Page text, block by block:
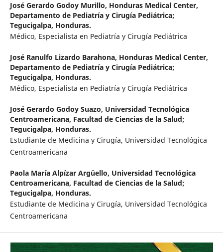
José Gerardo Godoy Murillo, Honduras Medical Center,
Departamento de Pediatría y Cirugía Pediátrica;
Tegucigalpa, Honduras.
Médico, Especialista en Pediatría y Cirugía Pediátrica
José Ranulfo Lizardo Barahona, Honduras Medical Center,
Departamento de Pediatría y Cirugía Pediátrica;
Tegucigalpa, Honduras.
Médico, Especialista en Pediatría y Cirugía Pediátrica
José Gerardo Godoy Suazo, Universidad Tecnológica
Centroamericana, Facultad de Ciencias de la Salud;
Tegucigalpa, Honduras.
Estudiante de Medicina y Cirugía, Universidad Tecnológica
Centroamericana
Paola María Alpízar Argüello, Universidad Tecnológica
Centroamericana, Facultad de Ciencias de la Salud;
Tegucigalpa, Honduras.
Estudiante de Medicina y Cirugía, Universidad Tecnológica
Centroamericana